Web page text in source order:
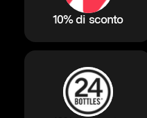
10% di sconto